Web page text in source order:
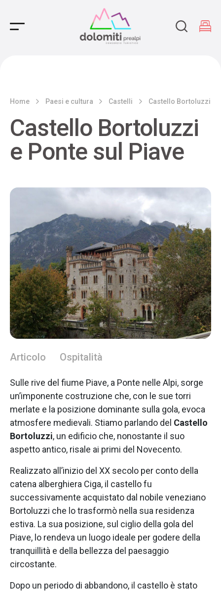
Main Navigation
Home Paesi e cultura Castelli Castello Bortoluzzi e
Castello Bortoluzzi
e Ponte sul Piave
Articolo Ospitalità
Sulle rive del fiume Piave, a Ponte nelle Alpi, sorge
un’imponente costruzione che, con le sue torri
merlate e la posizione dominante sulla gola, evoca
atmosfere medievali. Stiamo parlando del Castello
Bortoluzzi, un edificio che, nonostante il suo
aspetto antico, risale ai primi del Novecento.
Realizzato all’inizio del XX secolo per conto della
catena alberghiera Ciga, il castello fu
successivamente acquistato dal nobile veneziano
Bortoluzzi che lo trasformò nella sua residenza
estiva. La sua posizione, sul ciglio della gola del
Piave, lo rendeva un luogo ideale per godere della
tranquillità e della bellezza del paesaggio
circostante.
Dopo un periodo di abbandono, il castello è stato